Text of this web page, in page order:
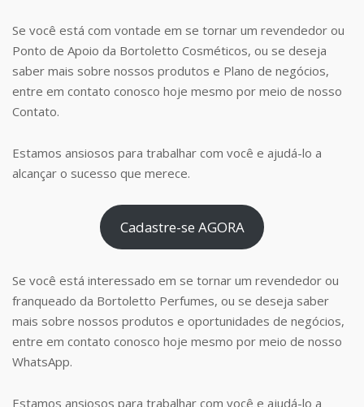
Se você está com vontade em se tornar um revendedor ou
Ponto de Apoio da Bortoletto Cosméticos, ou se deseja
saber mais sobre nossos produtos e Plano de negócios,
entre em contato conosco hoje mesmo por meio de nosso
Contato.
Estamos ansiosos para trabalhar com você e ajudá-lo a
alcançar o sucesso que merece.
Cadastre-se AGORA
Se você está interessado em se tornar um revendedor ou
franqueado da Bortoletto Perfumes, ou se deseja saber
mais sobre nossos produtos e oportunidades de negócios,
entre em contato conosco hoje mesmo por meio de nosso
WhatsApp.
Estamos ansiosos para trabalhar com você e ajudá-lo a